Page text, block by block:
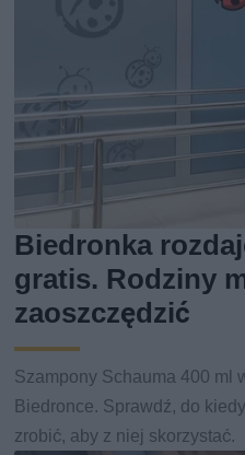
Biedronka
gratis. Rodziny
zaoszczędzić
Szampony Schauma 400 ml
Biedronce. Sprawdź, do
zrobić, aby z niej skorzystać.